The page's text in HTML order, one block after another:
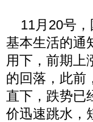
11月20号，
基本生活的通
用下，前期上
的回落，此前
直下，跌势已
价迅速跳水，